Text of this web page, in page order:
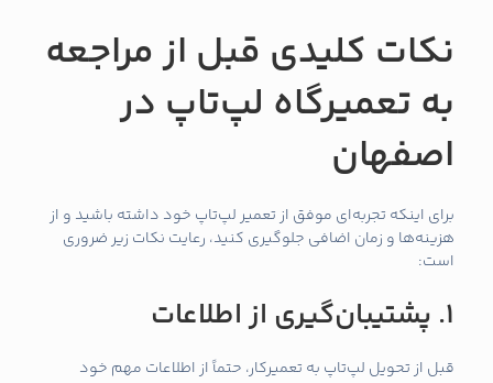
نکات کلیدی قبل از مراجعه
به تعمیرگاه لپ‌تاپ در
اصفهان
برای اینکه تجربه‌ای موفق از تعمیر لپ‌تاپ خود داشته باشید و از
هزینه‌ها و زمان اضافی جلوگیری کنید، رعایت نکات زیر ضروری
است:
1. پشتیبان‌گیری از اطلاعات
قبل از تحویل لپ‌تاپ به تعمیرکار، حتماً از اطلاعات مهم خود